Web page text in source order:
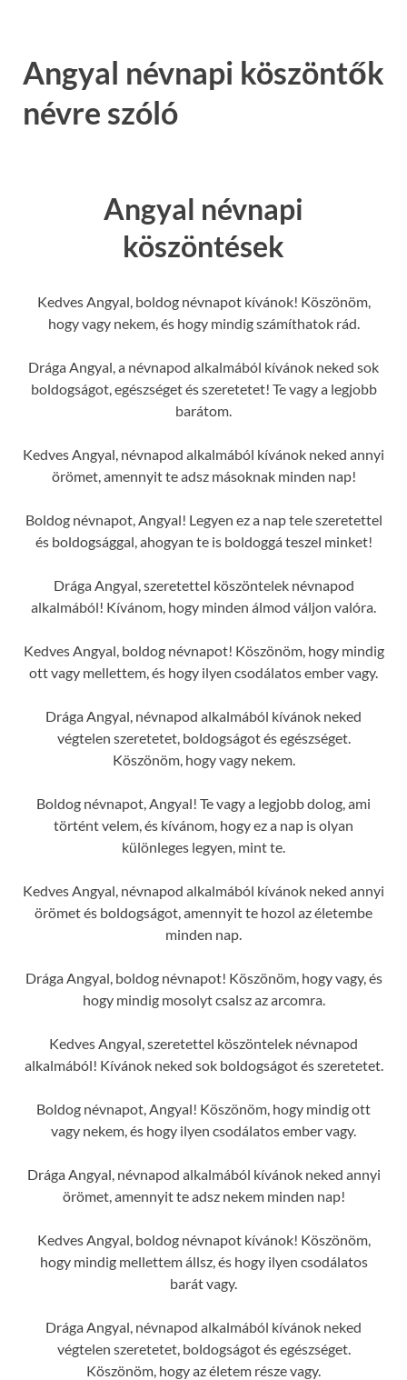
Angyal névnapi köszöntők
névre szóló
Angyal névnapi
köszöntések
Kedves Angyal, boldog névnapot kívánok! Köszönöm,
hogy vagy nekem, és hogy mindig számíthatok rád.
Drága Angyal, a névnapod alkalmából kívánok neked sok
boldogságot, egészséget és szeretetet! Te vagy a legjobb
barátom.
Kedves Angyal, névnapod alkalmából kívánok neked annyi
örömet, amennyit te adsz másoknak minden nap!
Boldog névnapot, Angyal! Legyen ez a nap tele szeretettel
és boldogsággal, ahogyan te is boldoggá teszel minket!
Drága Angyal, szeretettel köszöntelek névnapod
alkalmából! Kívánom, hogy minden álmod váljon valóra.
Kedves Angyal, boldog névnapot! Köszönöm, hogy mindig
ott vagy mellettem, és hogy ilyen csodálatos ember vagy.
Drága Angyal, névnapod alkalmából kívánok neked
végtelen szeretetet, boldogságot és egészséget.
Köszönöm, hogy vagy nekem.
Boldog névnapot, Angyal! Te vagy a legjobb dolog, ami
történt velem, és kívánom, hogy ez a nap is olyan
különleges legyen, mint te.
Kedves Angyal, névnapod alkalmából kívánok neked annyi
örömet és boldogságot, amennyit te hozol az életembe
minden nap.
Drága Angyal, boldog névnapot! Köszönöm, hogy vagy, és
hogy mindig mosolyt csalsz az arcomra.
Kedves Angyal, szeretettel köszöntelek névnapod
alkalmából! Kívánok neked sok boldogságot és szeretetet.
Boldog névnapot, Angyal! Köszönöm, hogy mindig ott
vagy nekem, és hogy ilyen csodálatos ember vagy.
Drága Angyal, névnapod alkalmából kívánok neked annyi
örömet, amennyit te adsz nekem minden nap!
Kedves Angyal, boldog névnapot kívánok! Köszönöm,
hogy mindig mellettem állsz, és hogy ilyen csodálatos
barát vagy.
Drága Angyal, névnapod alkalmából kívánok neked
végtelen szeretetet, boldogságot és egészséget.
Köszönöm, hogy az életem része vagy.